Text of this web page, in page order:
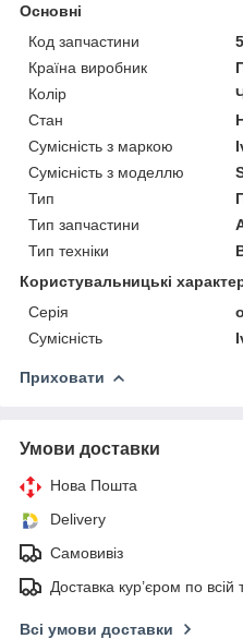
Основні
Код запчастини
Країна виробник
Колір
Стан
Сумісність з маркою
Сумісність з моделлю
Тип
Тип запчастини
Тип техніки
Користувальницькі
Серія
Сумісність
Приховати
Умови доставки
Нова Пошта
Delivery
Самовивіз
Доставка кур’єром по всій
Всі умови доставки